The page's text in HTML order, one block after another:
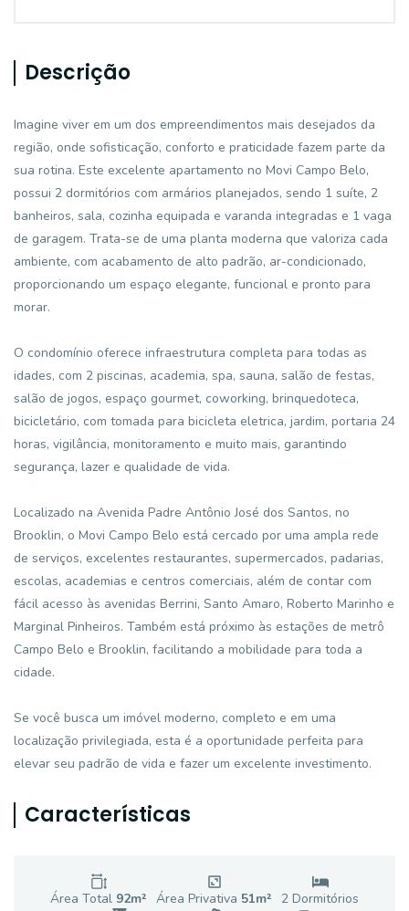
Descrição
Imagine viver em um dos empreendimentos mais desejados da
região, onde sofisticação, conforto e praticidade fazem parte da
sua rotina. Este excelente apartamento no Movi Campo Belo,
possui 2 dormitórios com armários planejados, sendo 1 suíte, 2
banheiros, sala, cozinha equipada e varanda integradas e 1 vaga
de garagem. Trata-se de uma planta moderna que valoriza cada
ambiente, com acabamento de alto padrão, ar-condicionado,
proporcionando um espaço elegante, funcional e pronto para
morar.
O condomínio oferece infraestrutura completa para todas as
idades, com 2 piscinas, academia, spa, sauna, salão de festas,
salão de jogos, espaço gourmet, coworking, brinquedoteca,
bicicletário, com tomada para bicicleta eletrica, jardim, portaria 24
horas, vigilância, monitoramento e muito mais, garantindo
segurança, lazer e qualidade de vida.
Localizado na Avenida Padre Antônio José dos Santos, no
Brooklin, o Movi Campo Belo está cercado por uma ampla rede
de serviços, excelentes restaurantes, supermercados, padarias,
escolas, academias e centros comerciais, além de contar com
fácil acesso às avenidas Berrini, Santo Amaro, Roberto Marinho e
Marginal Pinheiros. Também está próximo às estações de metrô
Campo Belo e Brooklin, facilitando a mobilidade para toda a
cidade.
Se você busca um imóvel moderno, completo e em uma
localização privilegiada, esta é a oportunidade perfeita para
elevar seu padrão de vida e fazer um excelente investimento.
Características
Área Total 92m² Área Privativa 51m² 2 Dormitórios